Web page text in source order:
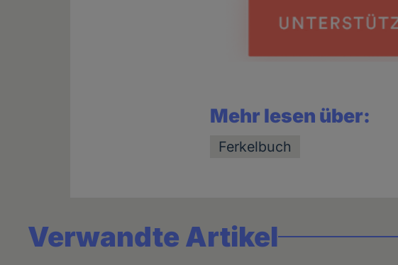
Mehr lesen über:
Ferkelbuch
Verwandte Artikel